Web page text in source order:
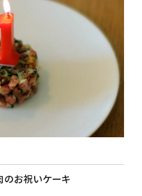
お祝いケーキ